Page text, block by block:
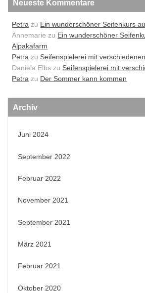
Neueste Kommentare
Petra zu Ein wunderschöner Seifenkurs
Annemarie zu Ein wunderschöner
Alpakafarm
Petra zu Seifenspielerei mit
Daniela Elbs zu Seifenspielerei mit
Petra zu Der Sommer kann kommen
Archiv
Juni 2024
September 2022
Februar 2022
November 2021
September 2021
März 2021
Februar 2021
Oktober 2020